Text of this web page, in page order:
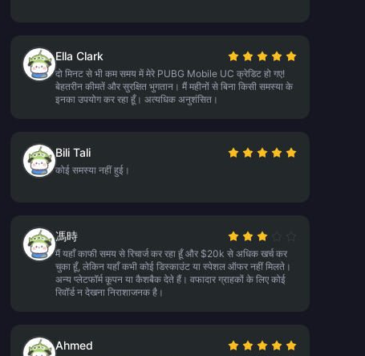
Ella Clark
दो मिनट से भी कम समय में मेरे PUBG Mobile UC क्रेडिट हो गए!
बेहतरीन कीमतें और सुरक्षित भुगतान। मैं महीनों से बिना किसी समस्या के
इनका उपयोग कर रहा हूँ। अत्यधिक अनुशंसित।
Bili Tali
कोई समस्या नहीं हुई।
馮時
मैं यहाँ काफी समय से रिचार्ज कर रहा हूँ और $20k से अधिक खर्च कर
चुका हूँ, लेकिन यहाँ कभी कोई डिस्काउंट या स्पेशल ऑफर नहीं मिलते।
अन्य प्लेटफॉर्म कूपन या कैशबैक देते हैं। वफादार ग्राहकों के लिए कोई
रिवॉर्ड न देखना निराशाजनक है।
Ahmed